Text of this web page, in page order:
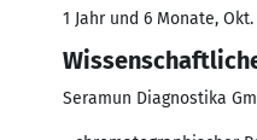
1 Jahr und 6 Monate,
Seramun Diagnostika